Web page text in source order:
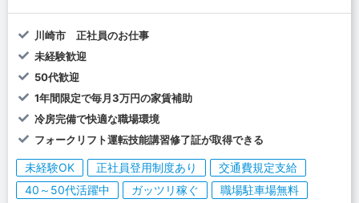
川崎市 正社員のお仕事
未経験歓迎
50代歓迎
1年間限定で毎月3万円の家賃補助
冷房完備で快適な職場環境
フォークリフト運転技能講習修了証が取得できる
未経験OK 正社員登用制度あり
交通費規定支給
40～50代活躍中
ガッツリ稼ぐ 職場駐車場無料